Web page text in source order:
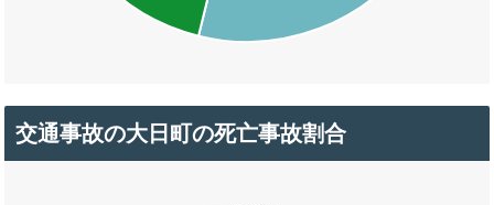
交通事故の大日町の死亡事故割合